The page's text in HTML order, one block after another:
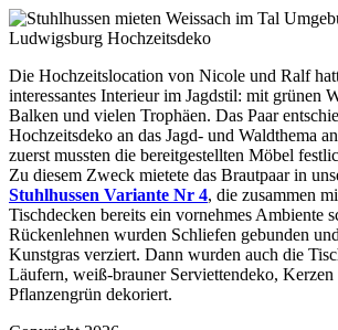
Die Hochzeitslocation von Nicole und Ralf
interessantes Interieur im Jagdstil: mit grünen
Balken und vielen Trophäen. Das Paar
Hochzeitsdeko an das Jagd- und Waldthema
zuerst mussten die bereitgestellten Möbel
Zu diesem Zweck mietete das Brautpaar in
Stuhlhussen Variante Nr 4, die zusammen
Tischdecken bereits ein vornehmes Ambiente
Rückenlehnen wurden Schliefen gebunden
Kunstgras verziert. Dann wurden auch die
Läufern, weiß-brauner Serviettendeko,
Pflanzengrün dekoriert.